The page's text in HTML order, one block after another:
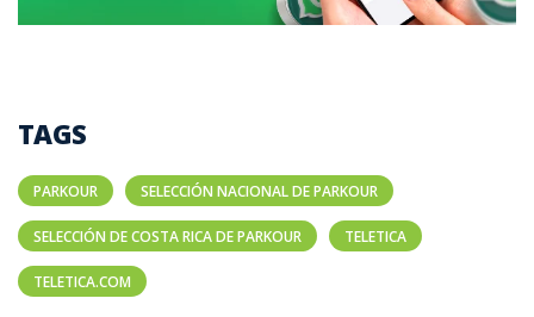
TAGS
PARKOUR SELECCIÓN NACIONAL DE PARKOUR
SELECCIÓN DE COSTA RICA DE PARKOUR TELETICA
TELETICA.COM